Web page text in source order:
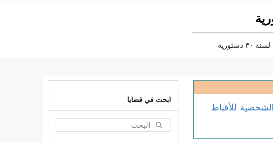
(١٥١) من لائحة الأحوال الشخصية للأقباط
ابحث في قضايا